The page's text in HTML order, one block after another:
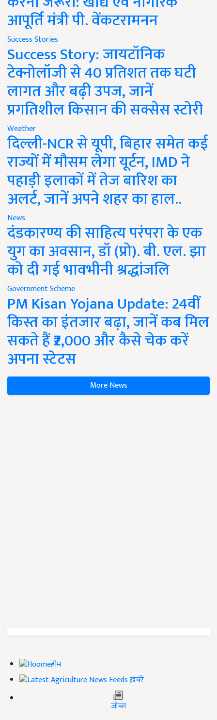
आपूर्ति मंत्री पी. वेंकटरामनन
Success Stories
Success Story: जायटॉनिक
टेक्नोलॉजी से 40 प्रतिशत तक घटी
लागत और बढ़ी उपज, जानें
प्रगतिशील किसान की सक्सेस स्टोरी
Weather
दिल्ली-NCR से यूपी, बिहार समेत कई
राज्यों में मौसम लेगा यूर्टन, IMD ने
पहाड़ी इलाकों में तेज बारिश का
अलर्ट, जानें अपने शहर का हाल..
News
दंडकारण्य की साहित्य परंपरा के एक
युग का अवसान, डॉ (प्रो). बी. एल. झा
को दी गई भावभीनी श्रद्धांजलि
Government Scheme
PM Kisan Yojana Update: 24वीं
किस्त का इंतजार बढ़ा, जानें कब मिल
सकते हैं ₹2,000 और कैसे चेक करें
अपना स्टेटस
More News
होम
ख़बरें
जॉब्स